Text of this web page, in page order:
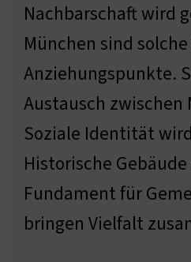
Nachbarschaft wird
München sind
Anziehungspunkte.
Austausch zwischen
Soziale Identität
Historische
Fundament für
bringen Vielfalt